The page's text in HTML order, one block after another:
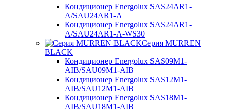
Кондиционер Energolux SAS24AR1-
A/SAU24AR1-A
Кондиционер Energolux SAS24AR1-
A/SAU24AR1-A-WS30
Серия MURREN
BLACK
Кондиционер Energolux SAS09M1-
AIB/SAU09M1-AIB
Кондиционер Energolux SAS12M1-
AIB/SAU12M1-AIB
Кондиционер Energolux SAS18M1-
AIB/SAU18M1-AIB